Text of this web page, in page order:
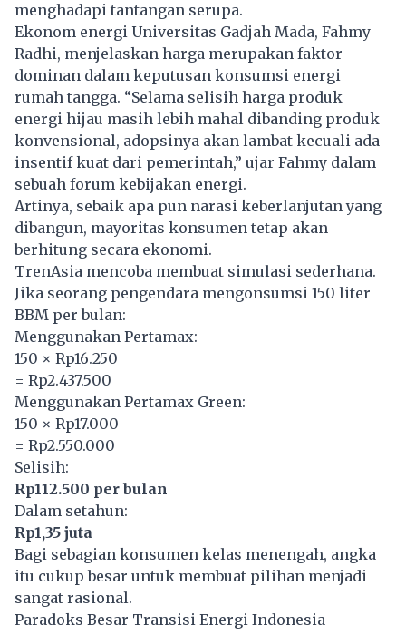
menghadapi tantangan serupa.
Ekonom energi Universitas Gadjah Mada, Fahmy
Radhi, menjelaskan harga merupakan faktor
dominan dalam keputusan konsumsi energi
rumah tangga. “Selama selisih harga produk
energi hijau masih lebih mahal dibanding produk
konvensional, adopsinya akan lambat kecuali ada
insentif kuat dari pemerintah,” ujar Fahmy dalam
sebuah forum kebijakan energi.
Artinya, sebaik apa pun narasi keberlanjutan yang
dibangun, mayoritas konsumen tetap akan
berhitung secara ekonomi.
TrenAsia mencoba membuat simulasi sederhana.
Jika seorang pengendara mengonsumsi 150 liter
BBM per bulan:
Menggunakan Pertamax:
150 × Rp16.250
= Rp2.437.500
Menggunakan Pertamax Green:
150 × Rp17.000
= Rp2.550.000
Selisih:
Rp112.500 per bulan
Dalam setahun:
Rp1,35 juta
Bagi sebagian konsumen kelas menengah, angka
itu cukup besar untuk membuat pilihan menjadi
sangat rasional.
Paradoks Besar Transisi Energi Indonesia